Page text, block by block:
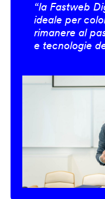
“la Fastweb
ideale per
rimanere al
e tecnologie